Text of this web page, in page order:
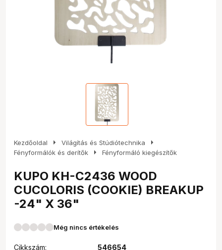
Kezdőoldal arrow_right Világítás és Stúdiótechnika arrow_right
Fényformálók és derítők arrow_right Fényformáló kiegészítők
KUPO KH-C2436 WOOD
CUCOLORIS (COOKIE) BREAKUP
-24" X 36"
Még nincs értékelés
Cikkszám:
546654